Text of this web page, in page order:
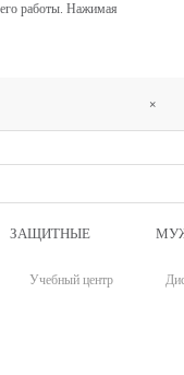
работы. Нажимая
×
ЗАЩИТНЫЕ
Учебный центр